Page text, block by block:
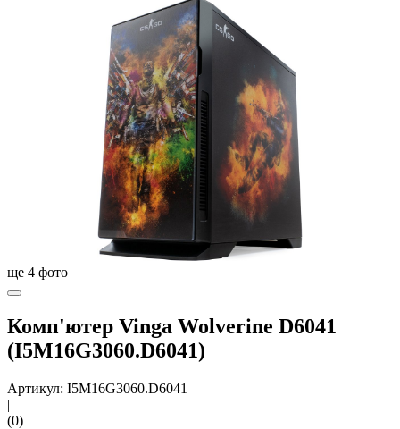
ще 4 фото
Комп'ютер Vinga Wolverine D6041
(I5M16G3060.D6041)
Артикул: I5M16G3060.D6041
|
(0)